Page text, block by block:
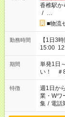
香椎駅か
/ …
■物流
勤務時間
【1日3時間～も相
15:00 12:00
お気軽に
期間
単発1日
い！ ＃
特徴 週1日か
業・Wワ
集 / 電話